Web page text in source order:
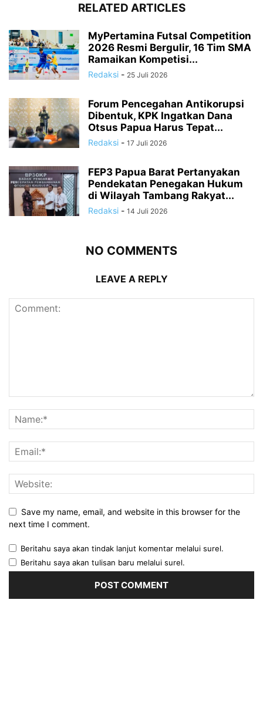
RELATED ARTICLES
MyPertamina Futsal Competition
2026 Resmi Bergulir, 16 Tim SMA
Ramaikan Kompetisi...
Redaksi - 25 Juli 2026
Forum Pencegahan Antikorupsi
Dibentuk, KPK Ingatkan Dana
Otsus Papua Harus Tepat...
Redaksi - 17 Juli 2026
FEP3 Papua Barat Pertanyakan
Pendekatan Penegakan Hukum
di Wilayah Tambang Rakyat...
Redaksi - 14 Juli 2026
NO COMMENTS
LEAVE A REPLY
Save my name, email, and website in this browser for the
next time I comment.
Beritahu saya akan tindak lanjut komentar melalui surel.
Beritahu saya akan tulisan baru melalui surel.